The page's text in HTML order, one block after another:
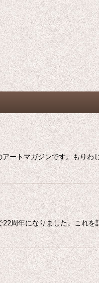
ートマガジンです。もり
周年になりました。これ